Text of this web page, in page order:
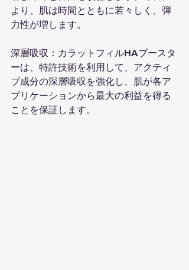
より、肌は時間とともに若々しく、弾
力性が増します。
深層吸収：カラットフィルHAブースタ
ーは、特許技術を利用して、アクティ
ブ成分の深層吸収を強化し、肌が各ア
プリケーションから最大の利益を得る
ことを保証します。